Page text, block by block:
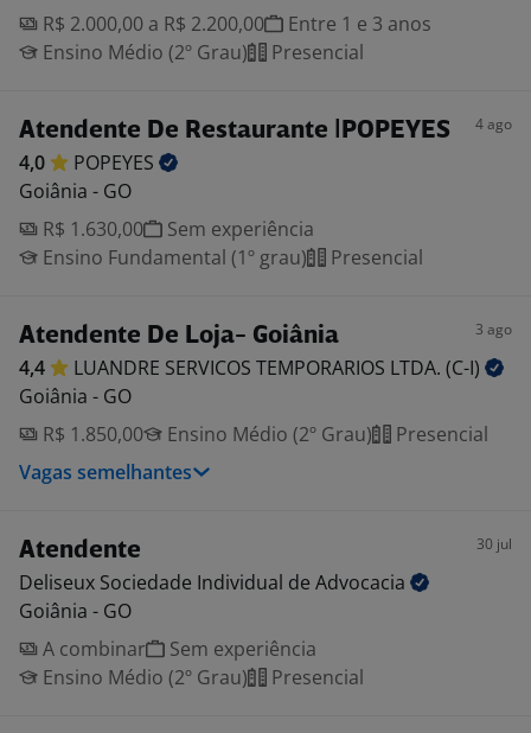
R$ 2.000,00 a R$ 2.200,00
Entre 1 e 3 anos
Ensino Médio (2º Grau)
Presencial
Atendente De Restaurante |POPEYES 4 ago
4,0
POPEYES
Goiânia - GO
R$ 1.630,00
Sem experiência
Ensino Fundamental (1º grau)
Presencial
Atendente De Loja- Goiânia 3 ago
4,4 LUANDRE SERVICOS TEMPORARIOS LTDA. (C-I)
Goiânia - GO
R$ 1.850,00
Ensino Médio (2º Grau)
Presencial
Vagas semelhantes
Atendente 30 jul
Deliseux Sociedade Individual de Advocacia
Goiânia - GO
A combinar
Sem experiência
Ensino Médio (2º Grau)
Presencial